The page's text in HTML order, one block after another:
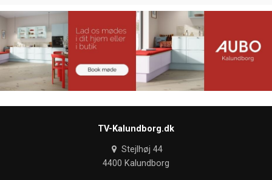
TV-Kalundborg.dk
Stejlhøj 44
4400 Kalundborg